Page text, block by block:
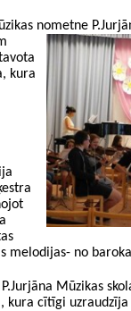
nometne P.
kura
melodijas- no
P.Jurjāna Mūzikas
kura cītīgi uzraudzīja